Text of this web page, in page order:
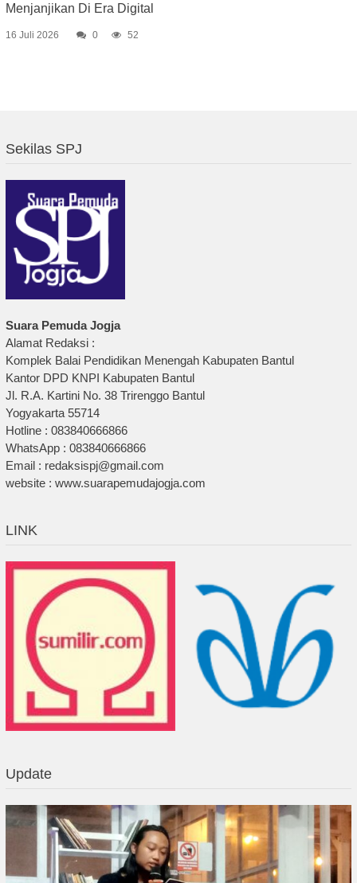
Menjanjikan Di Era Digital
16 Juli 2026 0 52
Sekilas SPJ
Suara Pemuda Jogja
Alamat Redaksi :
Komplek Balai Pendidikan Menengah Kabupaten Bantul
Kantor DPD KNPI Kabupaten Bantul
Jl. R.A. Kartini No. 38 Trirenggo Bantul
Yogyakarta 55714
Hotline : 083840666866
WhatsApp : 083840666866
Email : redaksispj@gmail.com
website : www.suarapemudajogja.com
LINK
Update